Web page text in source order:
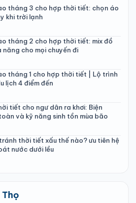
tháng 3 cho hợp thời tiết: chọn áo
khi trời lạnh
tháng 2 cho hợp thời tiết: mix đồ
năng cho mọi chuyến đi
tháng 1 cho hợp thời tiết | Lộ trình
lịch 4 điểm đến
tiết cho ngư dân ra khơi: Biện
và kỹ năng sinh tồn mùa bão
thời tiết xấu thế nào? ưu tiên hệ
nước dưới lều